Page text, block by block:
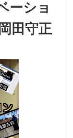
ーショ
田守正